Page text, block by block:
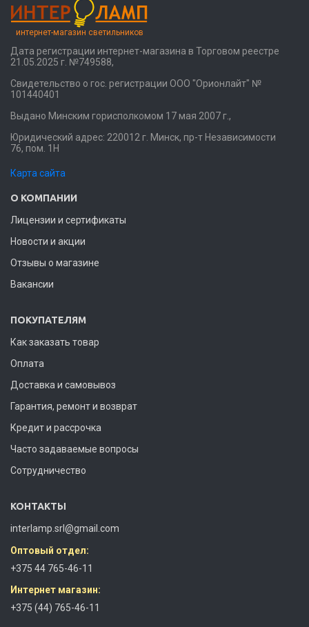
интернет-магазин светильников
Дата регистрации интернет-магазина в Торговом реестре
21.05.2025 г. №749588,
Свидетельство о гос. регистрации ООО "Орионлайт" №
101440401
Выдано Минским горисполкомом 17 мая 2007 г.,
Юридический адрес: 220012 г. Минск, пр-т Независимости
76, пом. 1Н
Карта сайта
О КОМПАНИИ
Лицензии и сертификаты
Новости и акции
Отзывы о магазине
Вакансии
ПОКУПАТЕЛЯМ
Как заказать товар
Оплата
Доставка и самовывоз
Гарантия, ремонт и возврат
Кредит и рассрочка
Часто задаваемые вопросы
Сотрудничество
КОНТАКТЫ
interlamp.srl@gmail.com
Оптовый отдел:
+375 44 765-46-11
Интернет магазин:
+375 (44) 765-46-11